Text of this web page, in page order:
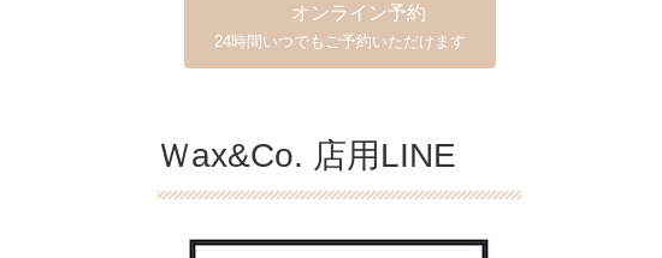
オンライン予約
24時間いつでもご予約いただけます
Ｗax&Co. 店用LINE